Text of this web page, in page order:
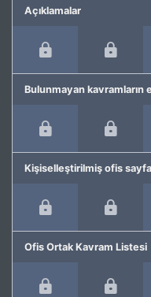
Açıklamalar
Bulunmayan
Kişiselleştirilmiş ofis
Ofis Ortak Kavram Listesi